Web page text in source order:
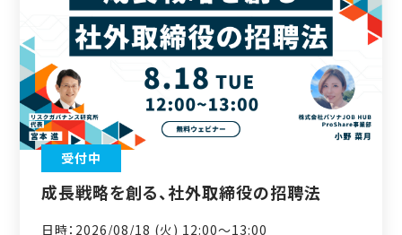
受付中
成長戦略を創る、社外取締役の招聘法
日時：2026/08/18 (火) 12:00〜13:00